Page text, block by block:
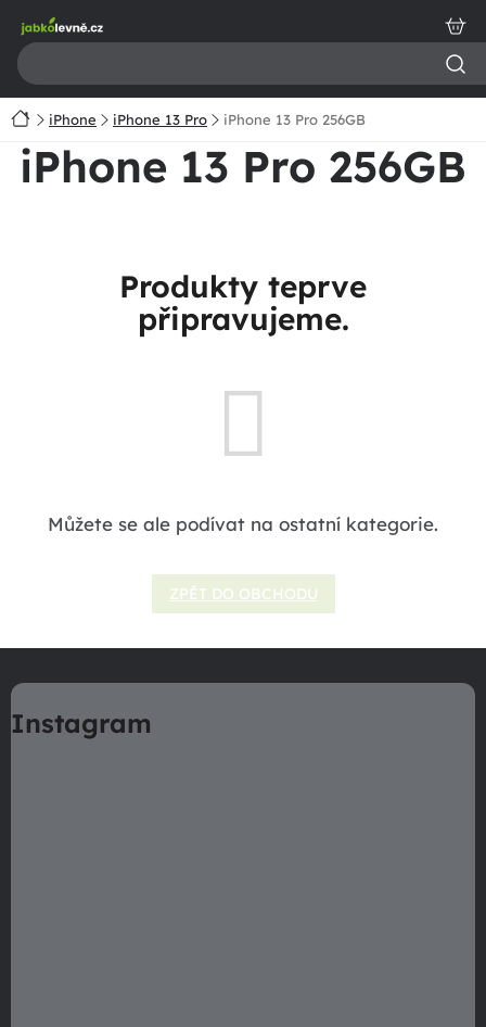
obsah
DomůiPhone iPhone 13 Pro iPhone 13 Pro 256GB
iPhone 13 Pro 256GB
Produkty teprve
připravujeme.
Můžete se ale podívat na ostatní kategorie.
ZPĚT DO OBCHODU
á
pInstagram